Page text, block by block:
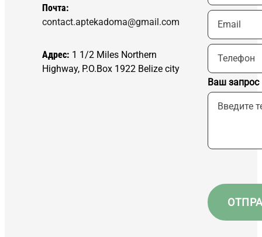
Почта:
contact.aptekadoma@gmail.com
Адрес: 1 1/2 Miles Northern
Highway, P.O.Box 1922 Belize city
Ваш запрос